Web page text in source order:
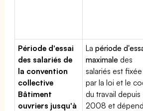
Période d'essai
des salariés de
la convention
collective
Bâtiment
ouvriers jusqu'à
Lapériode
maximale des
salariés est fixée
par la loi et le
du travail depuis
2008 et dépend